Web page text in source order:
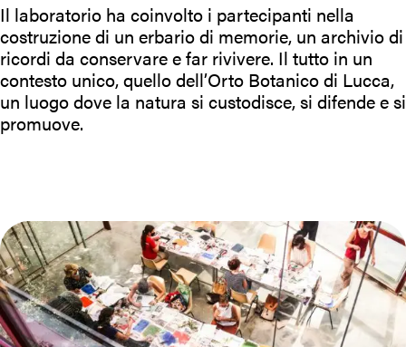
Il laboratorio ha coinvolto i partecipanti nella
costruzione di un erbario di memorie, un archivio di
ricordi da conservare e far rivivere. Il tutto in un
contesto unico, quello dell’Orto Botanico di Lucca,
un luogo dove la natura si custodisce, si difende e si
promuove.